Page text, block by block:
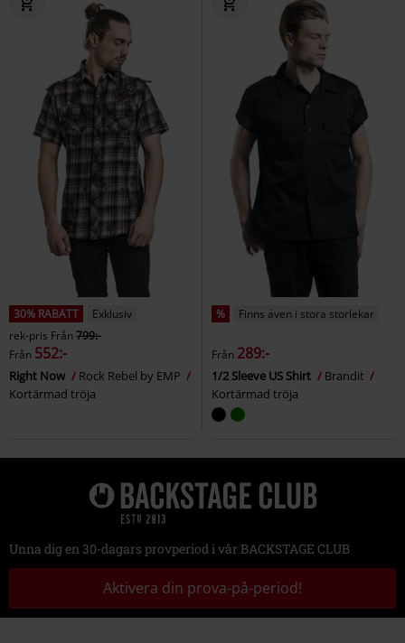
30% RABATT
Exklusiv
rek-pris Från799:-
Från 552:-
Right Now
Rock Rebel by EMP
Kortärmad tröja
% Finns även i stora storlekar
Från 289:-
1/2 Sleeve US Shirt
Brandit
Kortärmad tröja
Unna dig en 30-dagars provperiod i vår BACKSTAGE CLUB
Aktivera din prova-på-period!